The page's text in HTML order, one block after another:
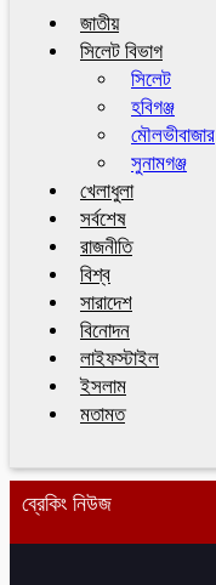
জাতীয়
সিলেট বিভাগ
সিলেট
হবিগঞ্জ
মৌলভীবাজার
সুনামগঞ্জ
খেলাধুলা
সর্বশেষ
রাজনীতি
বিশ্ব
সারাদেশ
বিনোদন
লাইফস্টাইল
ইসলাম
মতামত
ব্রেকিং নিউজ